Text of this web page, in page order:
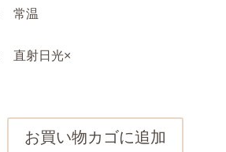
常温
直射日光×
お買い物カゴに追加